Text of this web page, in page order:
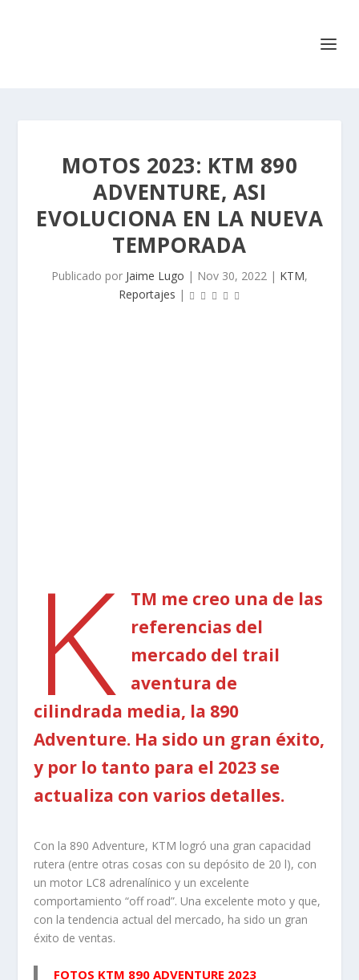
MOTOS 2023: KTM 890
ADVENTURE, ASI
EVOLUCIONA EN LA NUEVA
TEMPORADA
Publicado por Jaime Lugo | Nov 30, 2022 | KTM,
Reportajes |
K
TM me creo una de las
referencias del
mercado del trail
aventura de
cilindrada media, la 890
Adventure. Ha sido un gran éxito,
y por lo tanto para el 2023 se
actualiza con varios detalles.
Con la 890 Adventure, KTM logró una gran capacidad
rutera (entre otras cosas con su depósito de 20 l), con
un motor LC8 adrenalínico y un excelente
comportamiento “off road”. Una excelente moto y que,
con la tendencia actual del mercado, ha sido un gran
éxito de ventas.
FOTOS KTM 890 ADVENTURE 2023